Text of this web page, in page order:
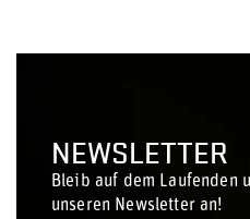
NEWSLETTER
Bleib auf dem Laufenden
unseren Newsletter an!